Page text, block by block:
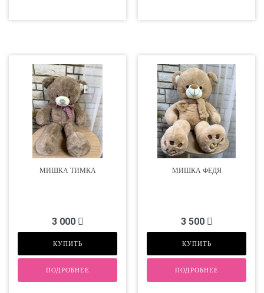
МИШКА ТИМКА
3 000
КУПИТЬ
ПОДРОБНЕЕ
МИШКА ФЕДЯ
3 500
КУПИТЬ
ПОДРОБНЕЕ